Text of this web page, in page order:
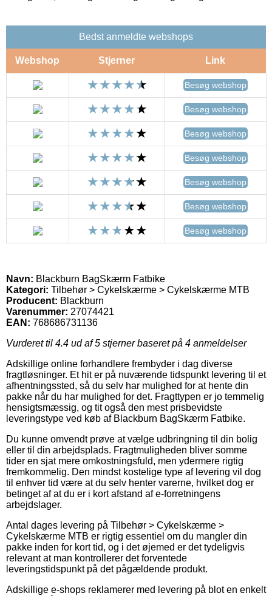
Bedst anmeldte webshops
Webshop Stjerner Link
Besøg webshop
Besøg webshop
Besøg webshop
Besøg webshop
Besøg webshop
Besøg webshop
Besøg webshop
Navn: Blackburn BagSkærm Fatbike
Kategori: Tilbehør > Cykelskærme > Cykelskærme MTB
Producent: Blackburn
Varenummer: 27074421
EAN: 768686731136
Vurderet til 4.4 ud af 5 stjerner baseret på 4 anmeldelser
Adskillige online forhandlere frembyder i dag diverse
fragtløsninger. Et hit er på nuværende tidspunkt levering til et
afhentningssted, så du selv har mulighed for at hente din
pakke når du har mulighed for det. Fragttypen er jo temmelig
hensigtsmæssig, og tit også den mest prisbevidste
leveringstype ved køb af Blackburn BagSkærm Fatbike.
Du kunne omvendt prøve at vælge udbringning til din bolig
eller til din arbejdsplads. Fragtmuligheden bliver somme
tider en sjat mere omkostningsfuld, men ydermere rigtig
fremkommelig. Den mindst kostelige type af levering vil dog
til enhver tid være at du selv henter varerne, hvilket dog er
betinget af at du er i kort afstand af e-forretningens
arbejdslager.
Antal dages levering på Tilbehør > Cykelskærme >
Cykelskærme MTB er rigtig essentiel om du mangler din
pakke inden for kort tid, og i det øjemed er det tydeligvis
relevant at man kontrollerer det forventede
leveringstidspunkt på det pågældende produkt.
Adskillige e-shops reklamerer med levering på blot en enkelt